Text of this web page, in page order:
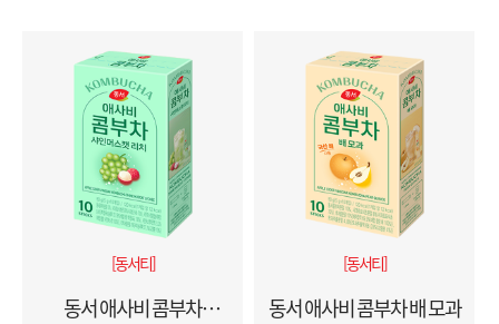
[동서티]
동서 애사비 콤부차
[동서티]
동서 애사비 콤부차 배 모과